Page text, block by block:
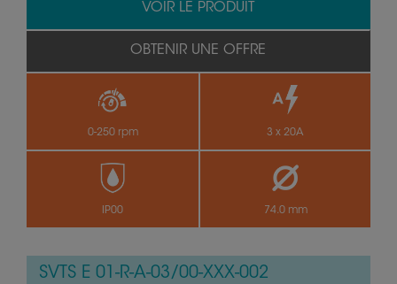
0-250 rpm 3 x 20A
IP00 74.0 mm
VOIR LE PRODUIT
OBTENIR UNE OFFRE
SVTS E 01-R-A-03/00-XXX-002